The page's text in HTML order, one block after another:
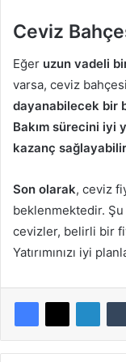
Ceviz
Eğer uzun vadeli
varsa, ceviz
dayanabilecek bir
Bakım sürecini iyi
kazanç
Son olarak, ceviz
beklenmektedir.
cevizler, belirli bir
Yatırımınızı iyi